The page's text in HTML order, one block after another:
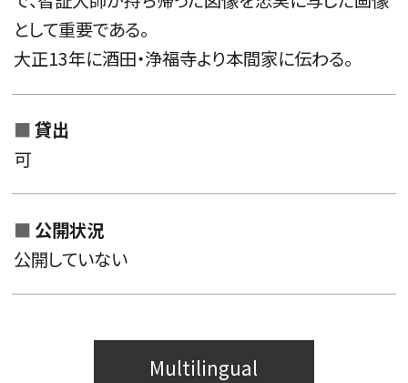
として重要である。
大正13年に酒田・浄福寺より本間家に伝わる。
貸出
可
公開状況
公開していない
Multilingual